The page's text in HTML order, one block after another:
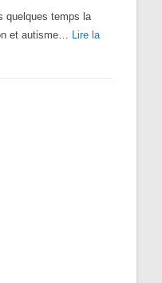
quelques temps la
et autisme… Lire la